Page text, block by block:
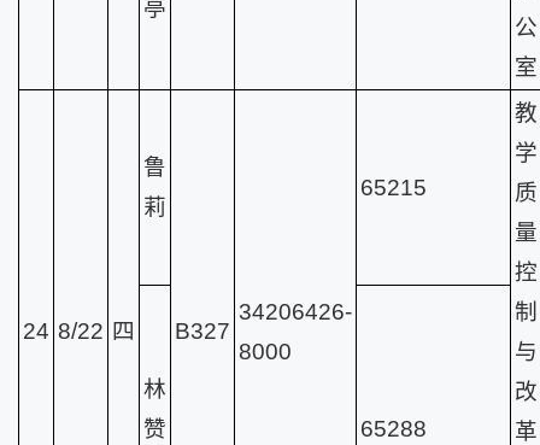
公
室
亭
24 8/22 四
鲁
莉
B327
34206426-
8000
65215
教
学
质
量
控
制
与
改
革
林
赞
65288